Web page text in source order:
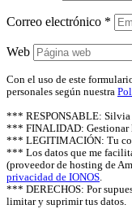
Correo electrónico *
Web
Con el uso de este
personales según nuestra
*** RESPONSABLE: Silvia
*** FINALIDAD: Gestionar
*** LEGITIMACIÓN: Tu
*** Los datos que me
(proveedor de hosting de
privacidad de IONOS.
*** DERECHOS: Por
limitar y suprimir tus datos.